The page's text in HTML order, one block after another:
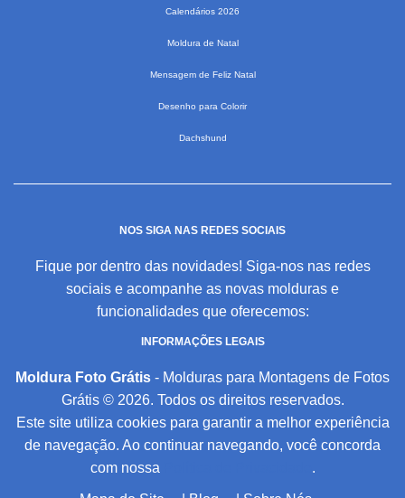
Calendários 2026
Moldura de Natal
Mensagem de Feliz Natal
Desenho para Colorir
Dachshund
NOS SIGA NAS REDES SOCIAIS
Fique por dentro das novidades! Siga-nos nas redes
sociais e acompanhe as novas molduras e
funcionalidades que oferecemos:
INFORMAÇÕES LEGAIS
Moldura Foto Grátis - Molduras para Montagens de Fotos
Grátis © 2026. Todos os direitos reservados.
Este site utiliza cookies para garantir a melhor experiência
de navegação. Ao continuar navegando, você concorda
com nossa
.